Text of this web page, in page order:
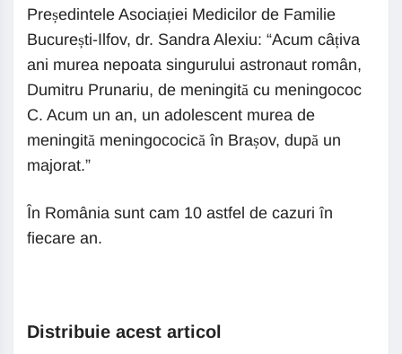
Președintele Asociației Medicilor de Familie
București-Ilfov, dr. Sandra Alexiu: “Acum câțiva
ani murea nepoata singurului astronaut român,
Dumitru Prunariu, de meningită cu meningococ
C. Acum un an, un adolescent murea de
meningită meningococică în Brașov, după un
majorat.”
În România sunt cam 10 astfel de cazuri în
fiecare an.
Distribuie acest articol